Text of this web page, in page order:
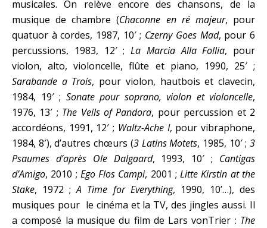
musicales. On relève encore des chansons, de la
musique de chambre (Chaconne en ré majeur, pour
quatuor à cordes, 1987, 10′ ; Czerny Goes Mad, pour 6
percussions, 1983, 12′ ; La Marcia Alla Follia, pour
violon, alto, violoncelle, flûte et piano, 1990, 25′ ;
Sarabande a Trois, pour violon, hautbois et clavecin,
1984, 19′ ; Sonate pour soprano, violon et violoncelle,
1976, 13′ ; The Veils of Pandora, pour percussion et 2
accordéons, 1991, 12′ ; Waltz-Ache I, pour vibraphone,
1984, 8′), d’autres chœurs (3 Latins Motets, 1985, 10′ ;3
Psaumes d’après Ole Dalgaard, 1993, 10′ ; Cantigas
d’Amigo, 2010 ; Ego Flos Campi, 2001 ;Litte Kirstin at the
Stake, 1972 ;A Time for Everything, 1990, 10’…), des
musiques pour le cinéma et la TV, des jingles aussi. Il
a composé la musique du film de Lars vonTrier : The